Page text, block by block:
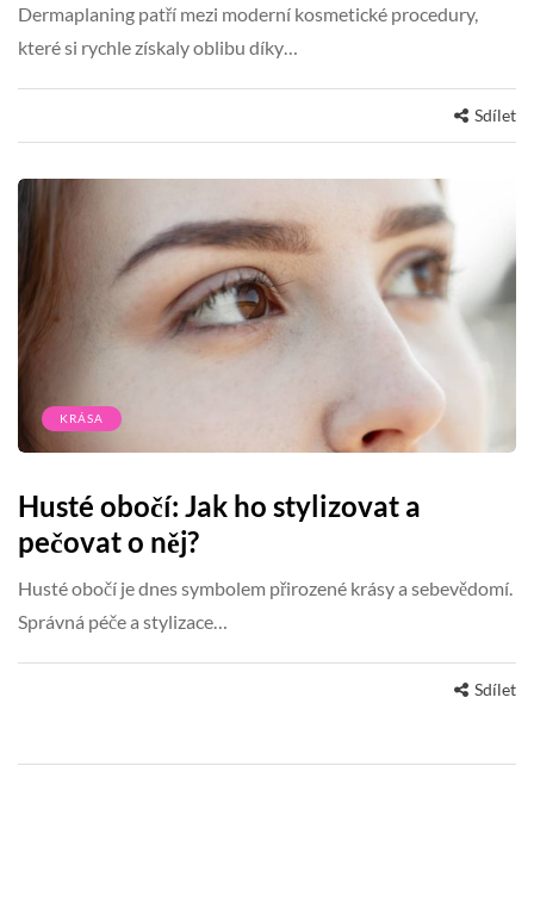
Dermaplaning patří mezi moderní kosmetické procedury,
které si rychle získaly oblibu díky…
Sdílet
KRÁSA
Husté obočí: Jak ho stylizovat a
pečovat o něj?
Husté obočí je dnes symbolem přirozené krásy a sebevědomí.
Správná péče a stylizace…
Sdílet